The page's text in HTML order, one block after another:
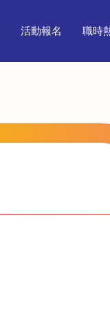
活動報名 職時